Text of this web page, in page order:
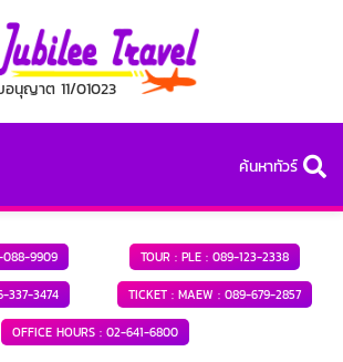
อนุญาต 11/01023
ค้นหาทัวร์
9909 TOUR : PLE : 089-123-2338
337-3474 TICKET : MAEW : 089-679-2857
OFFICE HOURS : 02-641-6800